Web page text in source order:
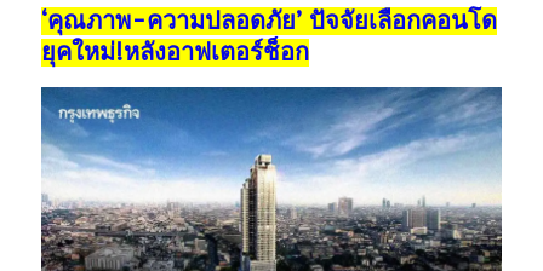
‘คุณภาพ-ความปลอดภัย’ ปัจจัยเลือกคอนโด
ยุคใหม่!หลังอาฟเตอร์ช็อก